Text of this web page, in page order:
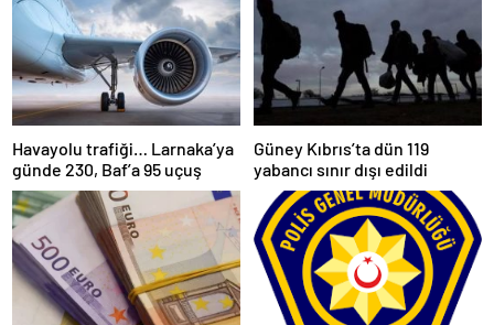
Havayolu trafiği… Larnaka’ya
günde 230, Baf’a 95 uçuş
Güney Kıbrıs’ta dün 119
yabancı sınır dışı edildi